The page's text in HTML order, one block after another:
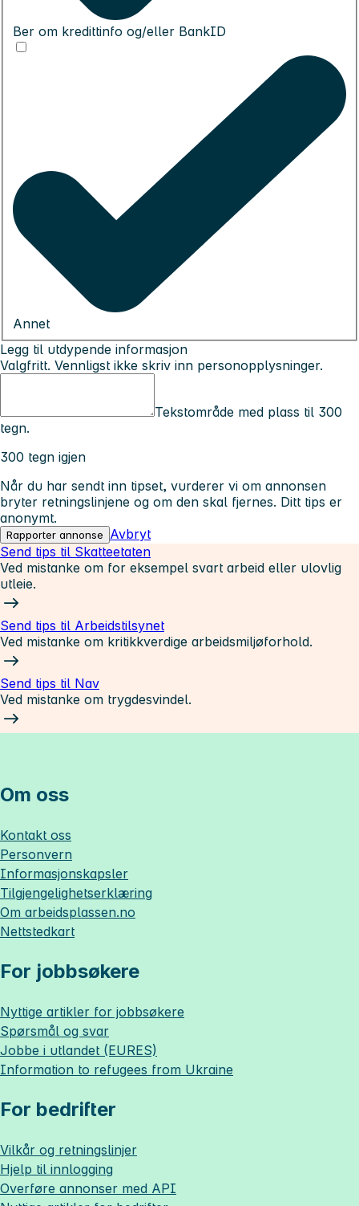
Ber om kredittinfo og/eller BankID
Annet
Legg til utdypende informasjon
Valgfritt. Vennligst ikke skriv inn personopplysninger.
Tekstområde med plass til 300
tegn.
300 tegn igjen
Når du har sendt inn tipset, vurderer vi om annonsen
bryter retningslinjene og om den skal fjernes. Ditt tips er
anonymt.
Rapporter annonse
Avbryt
Send tips til Skatteetaten
Ved mistanke om for eksempel svart arbeid eller ulovlig
utleie.
Send tips til Arbeidstilsynet
Ved mistanke om kritikkverdige arbeidsmiljøforhold.
Send tips til Nav
Ved mistanke om trygdesvindel.
Om oss
Kontakt oss
Personvern
Informasjonskapsler
Tilgjengelighetserklæring
Om arbeidsplassen.no
Nettstedkart
For jobbsøkere
Nyttige artikler for jobbsøkere
Spørsmål og svar
Jobbe i utlandet (EURES)
Information to refugees from Ukraine
For bedrifter
Vilkår og retningslinjer
Hjelp til innlogging
Overføre annonser med API